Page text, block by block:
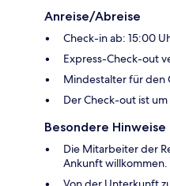
Anreise/Abreise
Check-in ab: 15:00
Express-Check-out
Mindestalter für den
Der Check-out ist um
Besondere
Die Mitarbeiter der
Ankunft willkommen.